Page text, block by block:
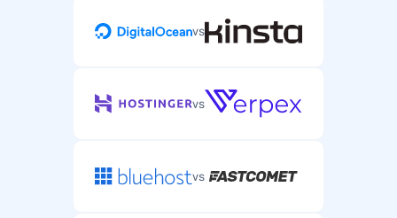
vs
vs
vs